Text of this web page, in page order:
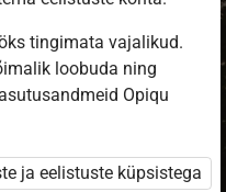
Stuudium
tingimata vajalikud.
loobuda ning
Opiqu
ja eelistuste küpsistega